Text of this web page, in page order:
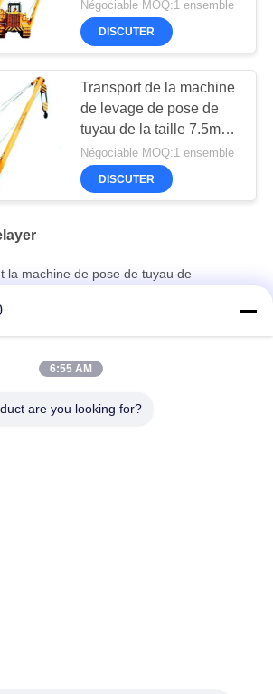
hydraulique
Négociable MOQ:1 ensemble
DISCUTER
Transport de la machine
de levage de pose de
tuyau de la taille 7.5m
de grue
Négociable MOQ:1 ensemble
DISCUTER
la machine de pose de tuyau de
levant la vitesse 10m/machine minimum
de machine de Pipelayer/tuyau
6:55 AM
are you looking for?